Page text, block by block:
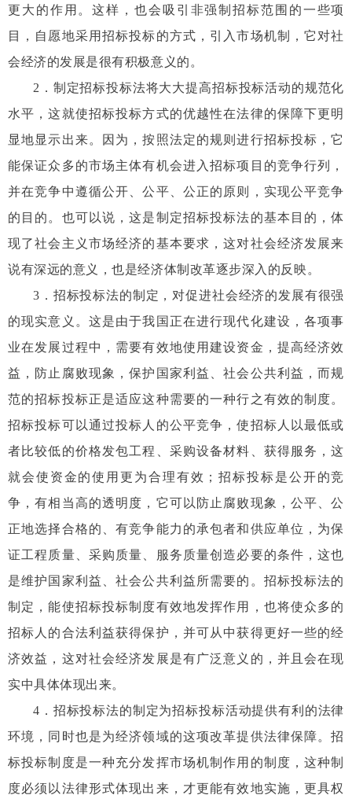
更大的作用。这样，也会吸引非强制招标范围的一些项
目，自愿地采用招标投标的方式，引入市场机制，它对社
会经济的发展是很有积极意义的。
2 ．制定招标投标法将大大提高招标投标活动的规范化
水平，这就使招标投标方式的优越性在法律的保障下更明
显地显示出来。因为，按照法定的规则进行招标投标，它
能保证众多的市场主体有机会进入招标项目的竞争行列，
并在竞争中遵循公开、公平、公正的原则，实现公平竞争
的目的。也可以说，这是制定招标投标法的基本目的，体
现了社会主义市场经济的基本要求，这对社会经济发展来
说有深远的意义，也是经济体制改革逐步深入的反映。
3 ．招标投标法的制定，对促进社会经济的发展有很强
的现实意义。这是由于我国正在进行现代化建设，各项事
业在发展过程中，需要有效地使用建设资金，提高经济效
益，防止腐败现象，保护国家利益、社会公共利益，而规
范的招标投标正是适应这种需要的一种行之有效的制度。
招标投标可以通过投标人的公平竞争，使招标人以最低或
者比较低的价格发包工程、采购设备材料、获得服务，这
就会使资金的使用更为合理有效；招标投标是公开的竞
争，有相当高的透明度，它可以防止腐败现象，公平、公
正地选择合格的、有竞争能力的承包者和供应单位，为保
证工程质量、采购质量、服务质量创造必要的条件，这也
是维护国家利益、社会公共利益所需要的。招标投标法的
制定，能使招标投标制度有效地发挥作用，也将使众多的
招标人的合法利益获得保护，并可从中获得更好一些的经
济效益，这对社会经济发展是有广泛意义的，并且会在现
实中具体体现出来。
4 ．招标投标法的制定为招标投标活动提供有利的法律
环境，同时也是为经济领域的这项改革提供法律保障。招
标投标制度是一种充分发挥市场机制作用的制度，这种制
度必须以法律形式体现出来，才更能有效地实施，更具权